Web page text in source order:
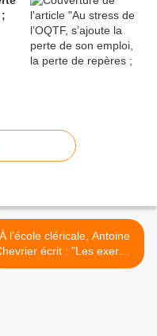
À l’école cléricale, Antoine
écrit : "Les exercer
travail des pauvres, aux